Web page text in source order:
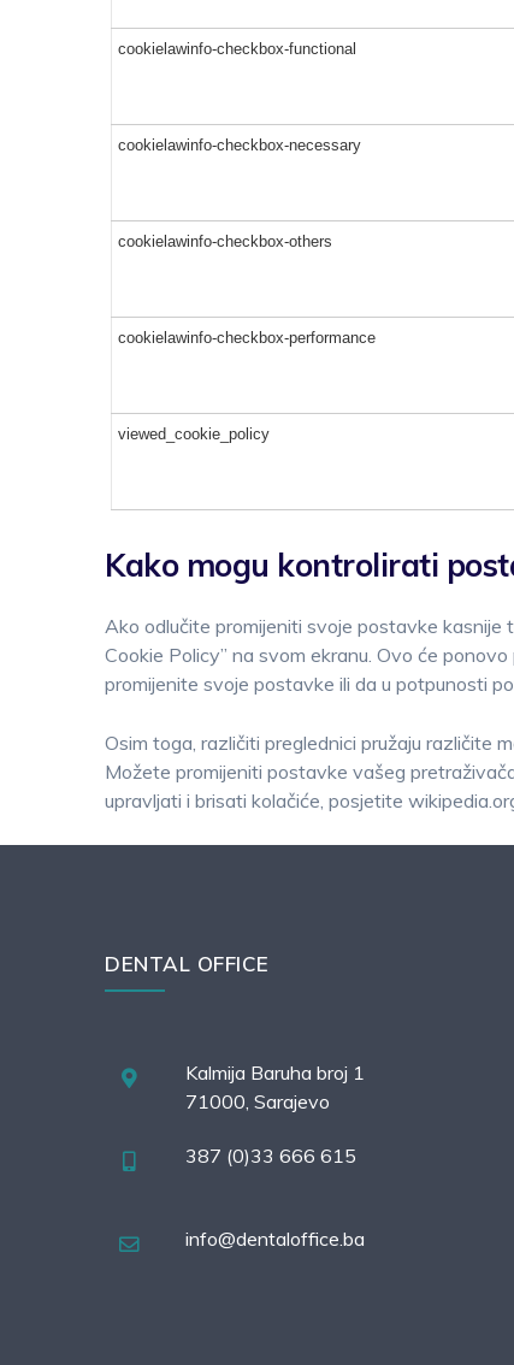
cookielawinfo-checkbox-functional
cookielawinfo-checkbox-necessary
cookielawinfo-checkbox-others
cookielawinfo-checkbox-performance
viewed_cookie_policy
Kako mogu kontrolirati
Ako odlučite promijeniti svoje postavke kasnije
Cookie Policy” na svom ekranu. Ovo će
promijenite svoje postavke ili da u potpunosti
Osim toga, različiti preglednici pružaju različite
Možete promijeniti postavke vašeg
upravljati i brisati kolačiće, posjetite
DENTAL OFFICE
Kalmija Baruha broj 1
71000, Sarajevo
387 (0)33 666 615
info@dentaloffice.ba